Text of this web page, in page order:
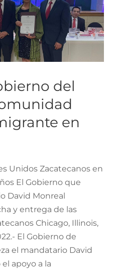
del
en
Unidos Zacatecanos en
El Gobierno que
David Monreal
y entrega de las
Chicago, Illinois,
El Gobierno de
el mandatario David
apoyo a la
conjunto